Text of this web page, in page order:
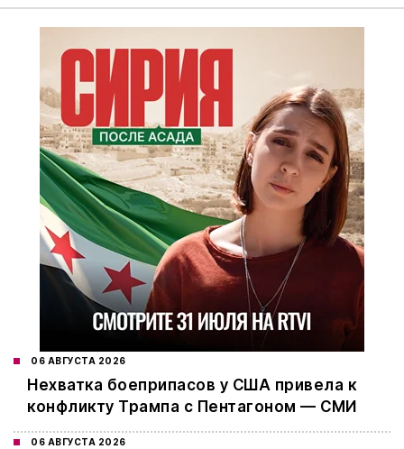
06 АВГУСТА 2026
Нехватка боеприпасов у США привела к
конфликту Трампа с Пентагоном — СМИ
06 АВГУСТА 2026